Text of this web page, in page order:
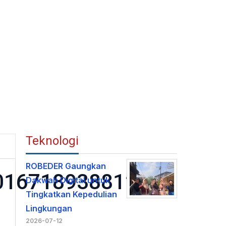
Teknologi
ROBEDER Gaungkan
Dakwah Digital untuk
Tingkatkan Kepedulian
Lingkungan
2026-07-12